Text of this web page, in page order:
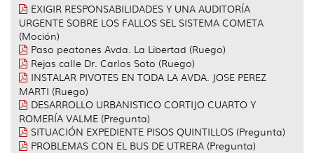
EXIGIR RESPONSABILIDADES Y UNA AUDITORÍA
URGENTE SOBRE LOS FALLOS SEL SISTEMA COMETA
(Moción)
Paso peatones Avda. La Libertad (Ruego)
Rejas calle Dr. Carlos Soto (Ruego)
INSTALAR PIVOTES EN TODA LA AVDA. JOSE PEREZ
MARTI (Ruego)
DESARROLLO URBANISTICO CORTIJO CUARTO Y
ROMERÍA VALME (Pregunta)
SITUACIÓN EXPEDIENTE PISOS QUINTILLOS (Pregunta)
PROBLEMAS CON EL BUS DE UTRERA (Pregunta)